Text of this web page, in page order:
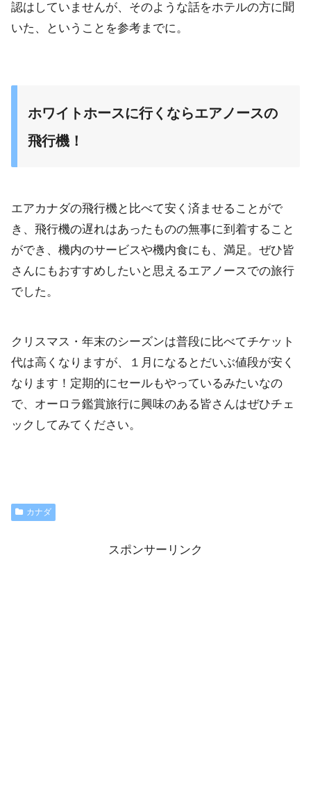
認はしていませんが、そのような話をホテルの方に聞
いた、ということを参考までに。
ホワイトホースに行くならエアノースの
飛行機！
エアカナダの飛行機と比べて安く済ませることがで
き、飛行機の遅れはあったものの無事に到着すること
ができ、機内のサービスや機内食にも、満足。ぜひ皆
さんにもおすすめしたいと思えるエアノースでの旅行
でした。
クリスマス・年末のシーズンは普段に比べてチケット
代は高くなりますが、１月になるとだいぶ値段が安く
なります！定期的にセールもやっているみたいなの
で、オーロラ鑑賞旅行に興味のある皆さんはぜひチェ
ックしてみてください。
カナダ
スポンサーリンク